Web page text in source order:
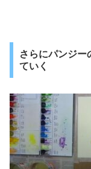
さらにパンジー
ていく